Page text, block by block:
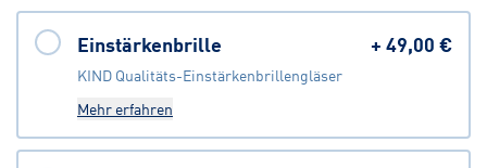
Einstärkenbrille +49,00 €
KIND Qualitäts-Einstärkenbrillengläser
Mehr erfahren